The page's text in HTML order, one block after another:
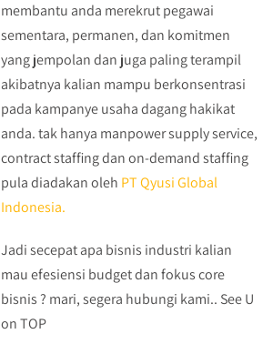
membantu anda merekrut pegawai
sementara, permanen, dan komitmen
yang jempolan dan juga paling terampil
akibatnya kalian mampu berkonsentrasi
pada kampanye usaha dagang hakikat
anda. tak hanya manpower supply service,
contract staffing dan on-demand staffing
pula diadakan oleh PT Qyusi Global
Indonesia.
Jadi secepat apa bisnis industri kalian
mau efesiensi budget dan fokus core
bisnis ? mari, segera hubungi kami.. See U
on TOP